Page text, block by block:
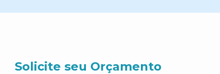
Solicite seu Orçamento